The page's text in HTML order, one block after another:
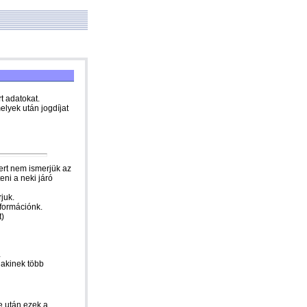
adatokat.
után jogdíjat
nem ismerjük az
a neki járó
több
után ezek a